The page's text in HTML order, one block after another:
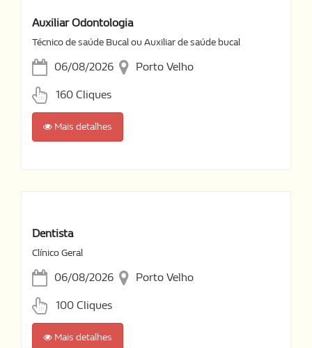
Auxiliar Odontologia
Técnico de saúde Bucal ou Auxiliar de saúde bucal
06/08/2026 Porto Velho
160 Cliques
Mais detalhes
Dentista
Clínico Geral
06/08/2026 Porto Velho
100 Cliques
Mais detalhes